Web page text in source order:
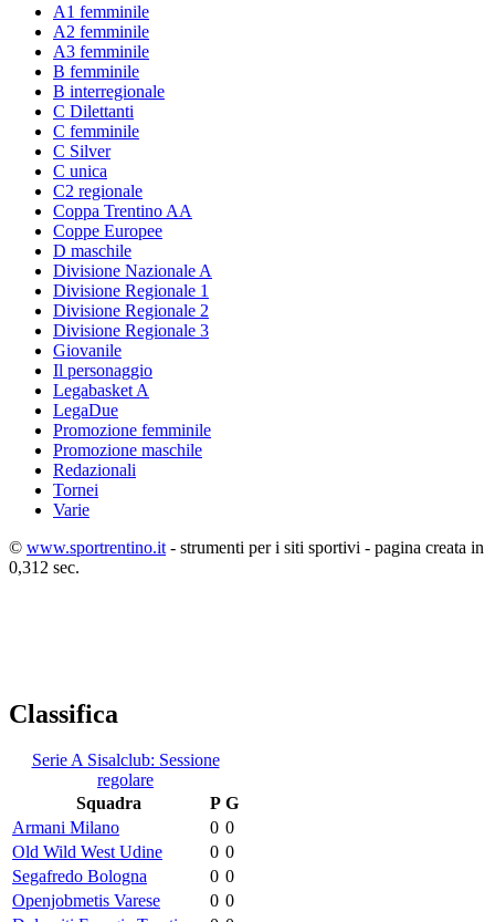
A1 femminile
A2 femminile
A3 femminile
B femminile
B interregionale
C Dilettanti
C femminile
C Silver
C unica
C2 regionale
Coppa Trentino AA
Coppe Europee
D maschile
Divisione Nazionale A
Divisione Regionale 1
Divisione Regionale 2
Divisione Regionale 3
Giovanile
Il personaggio
Legabasket A
LegaDue
Promozione femminile
Promozione maschile
Redazionali
Tornei
Varie
© www.sportrentino.it - strumenti per i siti sportivi - pagina creata in
0,312 sec.
Classifica
Serie A Sisalclub: Sessione
regolare
Squadra
P G
Armani Milano
0 0
Old Wild West Udine
0 0
Segafredo Bologna
0 0
Openjobmetis Varese
0 0